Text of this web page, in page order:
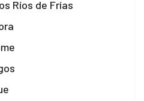
Ríos de Frías